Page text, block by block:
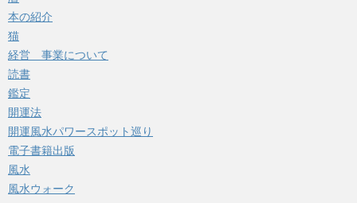
本の紹介
猫
経営 事業について
読書
鑑定
開運法
開運風水パワースポット巡り
電子書籍出版
風水
風水ウォーク